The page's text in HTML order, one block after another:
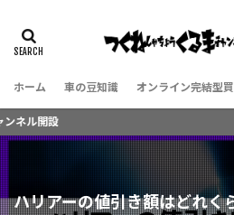
ホーム 車の豆知識 オンライン完結型
ハリアーの値引き額はどれく